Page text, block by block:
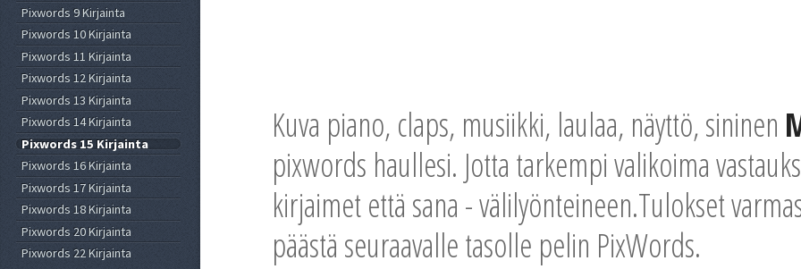
Kuva piano, claps, musiikki, laulaa, näyttö, sininen
pixwords haullesi. Jotta tarkempi valikoima
kirjaimet että sana - välilyönteineen.Tulokset
päästä seuraavalle tasolle pelin PixWords.
Pixwords 9 Kirjainta
Pixwords 10 Kirjainta
Pixwords 11 Kirjainta
Pixwords 12 Kirjainta
Pixwords 13 Kirjainta
Pixwords 14 Kirjainta
Pixwords 15 Kirjainta
Pixwords 16 Kirjainta
Pixwords 17 Kirjainta
Pixwords 18 Kirjainta
Pixwords 20 Kirjainta
Pixwords 22 Kirjainta